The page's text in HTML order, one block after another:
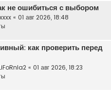
не ошибиться с выбором
« 01 авг 2026, 18:48
как проверить перед
« 01 авг 2026, 18:23